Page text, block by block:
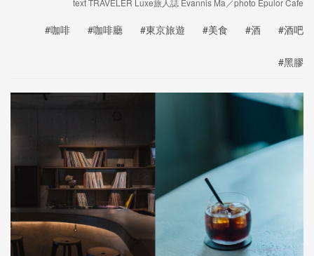
#咖啡 #咖啡廳 #東京旅遊 #美食 #酒 #酒吧
#黑膠